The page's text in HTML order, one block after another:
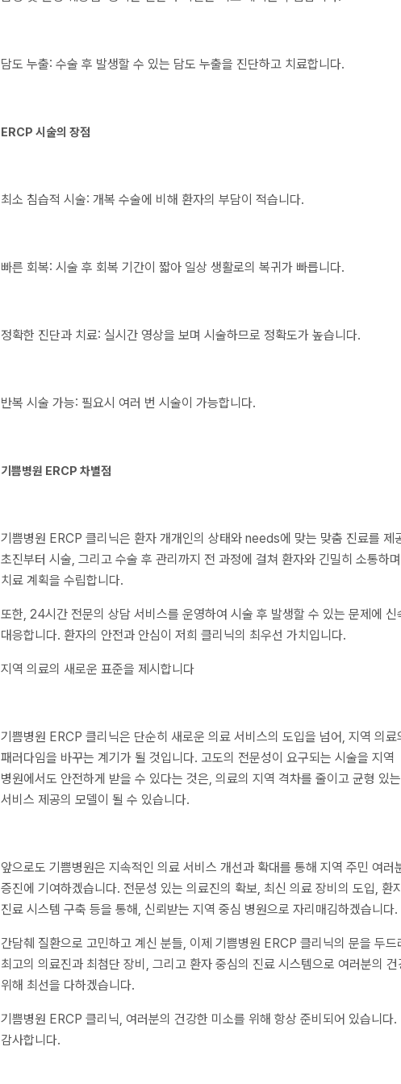
담도 누출: 수술 후 발생할 수 있는 담도 누출을 진단하고 치료합니다.
ERCP 시술의 장점
최소 침습적 시술: 개복 수술에 비해 환자의 부담이 적습니다.
빠른 회복: 시술 후 회복 기간이 짧아 일상 생활로의 복귀가 빠릅니다.
정확한 진단과 치료: 실시간 영상을 보며 시술하므로 정확도가 높습니다.
반복 시술 가능: 필요시 여러 번 시술이 가능합니다.
기쁨병원 ERCP 차별점
기쁨병원 ERCP 클리닉은 환자 개개인의 상태와 needs에 맞는 맞춤 진료를 제
초진부터 시술, 그리고 수술 후 관리까지 전 과정에 걸쳐 환자와 긴밀히 소통하
치료 계획을 수립합니다.
또한, 24시간 전문의 상담 서비스를 운영하여 시술 후 발생할 수 있는 문제에 신
대응합니다. 환자의 안전과 안심이 저희 클리닉의 최우선 가치입니다.
지역 의료의 새로운 표준을 제시합니다
기쁨병원 ERCP 클리닉은 단순히 새로운 의료 서비스의 도입을 넘어, 지역 의료
패러다임을 바꾸는 계기가 될 것입니다. 고도의 전문성이 요구되는 시술을 지역
병원에서도 안전하게 받을 수 있다는 것은, 의료의 지역 격차를 줄이고 균형 있
서비스 제공의 모델이 될 수 있습니다.
앞으로도 기쁨병원은 지속적인 의료 서비스 개선과 확대를 통해 지역 주민 여러
증진에 기여하겠습니다. 전문성 있는 의료진의 확보, 최신 의료 장비의 도입, 환
진료 시스템 구축 등을 통해, 신뢰받는 지역 중심 병원으로 자리매김하겠습니다.
간담췌 질환으로 고민하고 계신 분들, 이제 기쁨병원 ERCP 클리닉의 문을 두드
최고의 의료진과 최첨단 장비, 그리고 환자 중심의 진료 시스템으로 여러분의
위해 최선을 다하겠습니다.
기쁨병원 ERCP 클리닉, 여러분의 건강한 미소를 위해 항상 준비되어 있습니다.
감사합니다.